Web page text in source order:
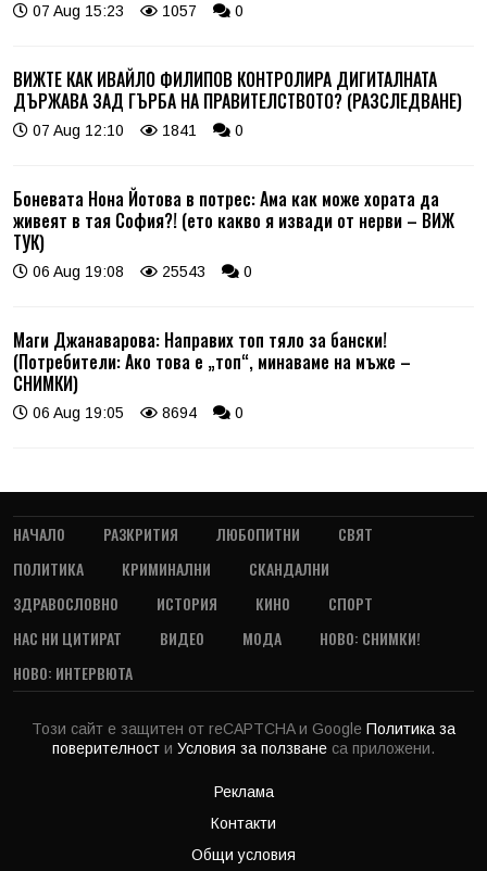
07 Aug 15:23 1057 0
ВИЖТЕ КАК ИВАЙЛО ФИЛИПОВ КОНТРОЛИРА ДИГИТАЛНАТА
ДЪРЖАВА ЗАД ГЪРБА НА ПРАВИТЕЛСТВОТО? (РАЗСЛЕДВАНЕ)
07 Aug 12:10 1841 0
Боневата Нона Йотова в потрес: Ама как може хората да
живеят в тая София?! (ето какво я извади от нерви – ВИЖ
ТУК)
06 Aug 19:08 25543 0
Маги Джанаварова: Направих топ тяло за бански!
(Потребители: Ако това е „топ“, минаваме на мъже –
СНИМКИ)
06 Aug 19:05 8694 0
НАЧАЛО РАЗКРИТИЯ ЛЮБОПИТНИ
СВЯТ
ПОЛИТИКА
КРИМИНАЛНИ
СКАНДАЛНИ
ЗДРАВОСЛОВНО
ИСТОРИЯ КИНО
СПОРТ
НАС НИ ЦИТИРАТ
ВИДЕО МОДА
НОВО: СНИМКИ!
НОВО: ИНТЕРВЮТА
Този сайт е защитен от reCAPTCHA и Google Политика за
поверителност и Условия за ползване са приложени.
Реклама
Контакти
Общи условия